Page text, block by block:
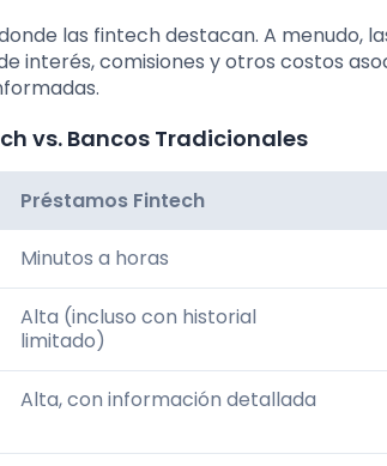
las fintech destacan. A menudo,
interés, comisiones y otros costos
vs. Bancos Tradicionales
Préstamos Fintech
Minutos a horas
Alta (incluso con historial
limitado)
Alta, con información detallada